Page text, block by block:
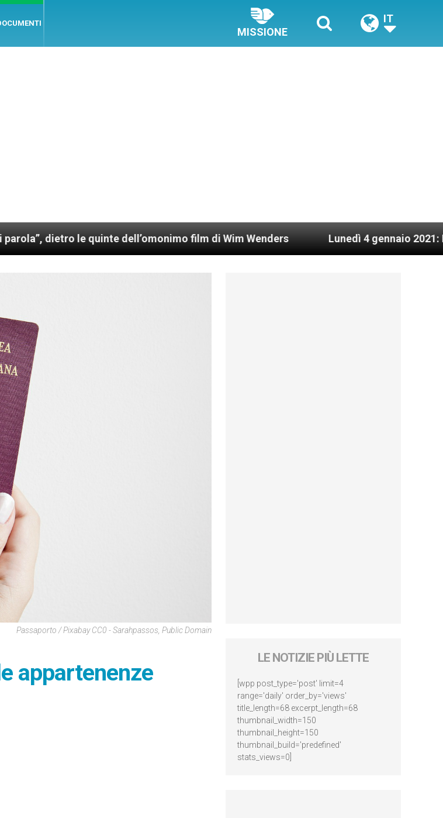
MISSIONE
IT
quinte dell’omonimo film di Wim Wenders Lunedì 4 gennaio 2021: Possesso
Passaporto / Pixabay CC0 - Sarahpassos, Public Domain
appartenenze
LE NOTIZIE PIÙ LETTE
[wpp post_type='post' limit=4
range='daily' order_by='views'
title_length=68 excerpt_length=68
thumbnail_width=150
thumbnail_height=150
thumbnail_build='predefined'
stats_views=0]